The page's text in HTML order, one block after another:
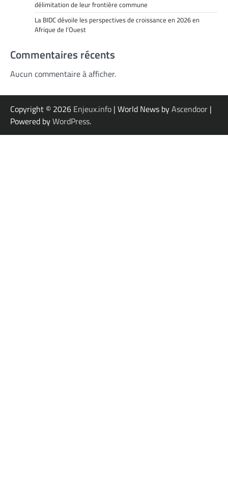
délimitation de leur frontière commune
La BIDC dévoile les perspectives de croissance en 2026 en
Afrique de l’Ouest
Commentaires récents
Aucun commentaire à afficher.
Copyright © 2026 Enjeux.info | World News byAscendoor |
Powered byWordPress.